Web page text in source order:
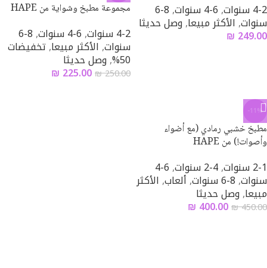
4-2 سنوات ,6-4 سنوات ,
8-6
سنوات, الأكثر مبيعا,وصل حديثا
₪ 249.00
مجموعة مطبخ وشواية من HAPE
4-2 سنوات ,6-4 سنوات ,
8-6
سنوات, الأكثر مبيعا,تخفيضات
50%
,وصل حديثا
₪250.00
₪ 225.00
-11%
مطبخ خشبي رمادي (مع أضواء
وأصوات!) من HAPE
2-1 سنوات ,4-2 سنوات ,
6-4
سنوات,8-6 سنوات ,ألعاب, الأكثر
مبيعا,وصل حديثا
₪450.00
₪ 400.00